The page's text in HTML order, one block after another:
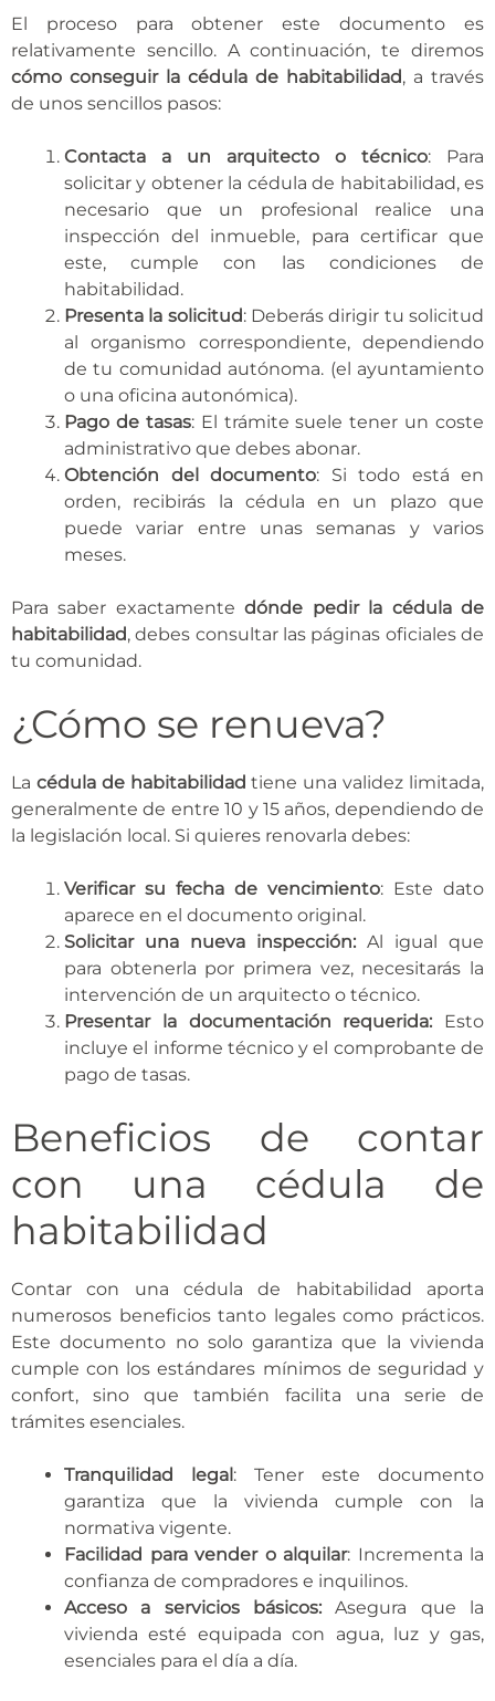
El proceso para obtener este documento es
relativamente sencillo. A continuación, te diremos
cómo conseguir la cédula de habitabilidad, a través
de unos sencillos pasos:
Contacta a un arquitecto o técnico: Para
solicitar y obtener la cédula de habitabilidad, es
necesario que un profesional realice una
inspección del inmueble, para certificar que
este, cumple con las condiciones de
habitabilidad.
Presenta la solicitud: Deberás dirigir tu solicitud
al organismo correspondiente, dependiendo
de tu comunidad autónoma. (el ayuntamiento
o una oficina autonómica).
Pago de tasas: El trámite suele tener un coste
administrativo que debes abonar.
Obtención del documento: Si todo está en
orden, recibirás la cédula en un plazo que
puede variar entre unas semanas y varios
meses.
Para saber exactamentedónde pedir la cédula de
habitabilidad, debes consultar las páginas oficiales de
tu comunidad.
¿Cómo se renueva?
La cédula de habitabilidad tiene una validez limitada,
generalmente de entre 10 y 15 años, dependiendo de
la legislación local. Si quieres renovarla debes:
Verificar su fecha de vencimiento: Este dato
aparece en el documento original.
Solicitar una nueva inspección: Al igual que
para obtenerla por primera vez, necesitarás la
intervención de un arquitecto o técnico.
Presentar la documentación requerida: Esto
incluye el informe técnico y el comprobante de
pago de tasas.
Beneficios de contar
con una cédula de
habitabilidad
Contar con una cédula de habitabilidad aporta
numerosos beneficios tanto legales como prácticos.
Este documento no solo garantiza que la vivienda
cumple con los estándares mínimos de seguridad y
confort, sino que también facilita una serie de
trámites esenciales.
Tranquilidad legal: Tener este documento
garantiza que la vivienda cumple con la
normativa vigente.
Facilidad para vender o alquilar: Incrementa la
confianza de compradores e inquilinos.
Acceso a servicios básicos: Asegura que la
vivienda esté equipada con agua, luz y gas,
esenciales para el día a día.